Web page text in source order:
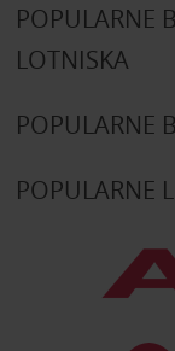
POPULARNE
LOTNISKA
POPULARNE
POPULARNE